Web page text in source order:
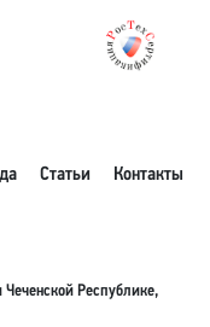
Статьи Контакты
Республике,